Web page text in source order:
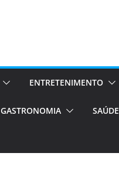
ENTRETENIMENTO
GASTRONOMIA SAÚDE